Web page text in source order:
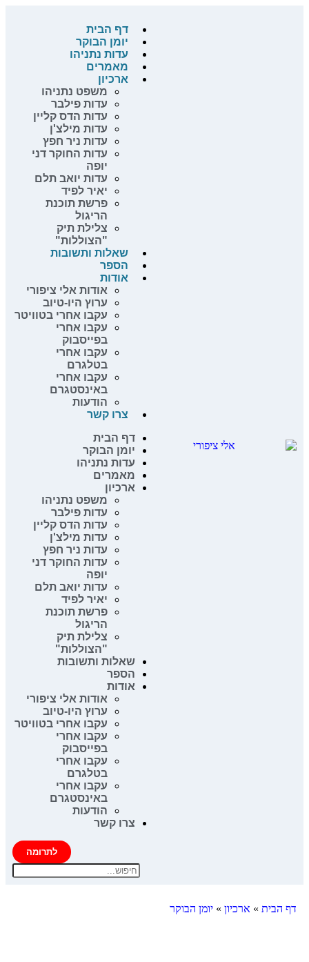
דף הבית
יומן הבוקר
עדות נתניהו
מאמרים
ארכיון
משפט נתניהו
עדות פילבר
עדות הדס קליין
עדות מילצ'ן
עדות ניר חפץ
עדות החוקר דני
יופה
עדות יואב תלם
יאיר לפיד
פרשת תוכנת
הריגול
צלילת תיק
"הצוללות"
שאלות ותשובות
הספר
אודות
אודות אלי ציפורי
ערוץ היו-טיוב
עקבו אחרי בטוויטר
עקבו אחרי
בפייסבוק
עקבו אחרי
בטלגרם
עקבו אחרי
באינסטגרם
הודעות
צרו קשר
דף הבית
יומן הבוקר
עדות נתניהו
מאמרים
ארכיון
משפט נתניהו
עדות פילבר
עדות הדס קליין
עדות מילצ'ן
עדות ניר חפץ
עדות החוקר דני
יופה
עדות יואב תלם
יאיר לפיד
פרשת תוכנת
הריגול
צלילת תיק
"הצוללות"
שאלות ותשובות
הספר
אודות
אודות אלי ציפורי
ערוץ היו-טיוב
עקבו אחרי בטוויטר
עקבו אחרי
בפייסבוק
עקבו אחרי
בטלגרם
עקבו אחרי
באינסטגרם
הודעות
צרו קשר
לתרומה
דף הבית » ארכיון » יומן הבוקר